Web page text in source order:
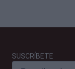
SUSCRÍBETE